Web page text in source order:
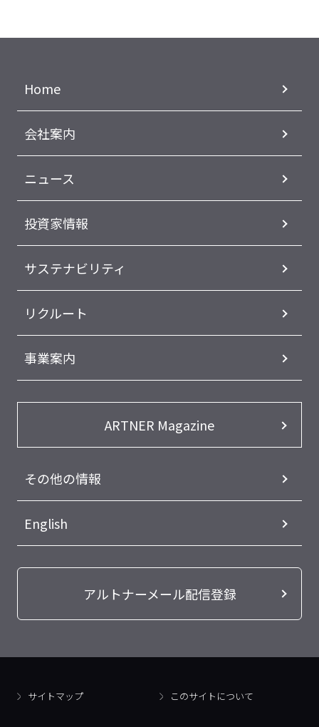
Home
会社案内
ニュース
投資家情報
サステナビリティ
リクルート
事業案内
ARTNER Magazine
その他の情報
English
アルトナーメール配信登録
サイトマップ このサイトについて